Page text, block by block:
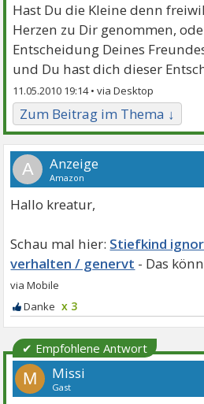
Hast Du die Kleine denn
Herzen zu Dir genommen,
Entscheidung Deines
und Du hast dich dieser
11.05.2010 19:14 •
Zum Beitrag im Thema ↓
A
Hallo kreatur,
Stiefkind
verhalten / genervt
x 3
✔ Empfohlene Antwort
M Missi
Gast